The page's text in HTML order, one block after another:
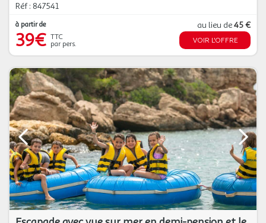
Réf : 847541
à partir de
39€ TTC
par pers.
au lieu de45 €
VOIR L'OFFRE